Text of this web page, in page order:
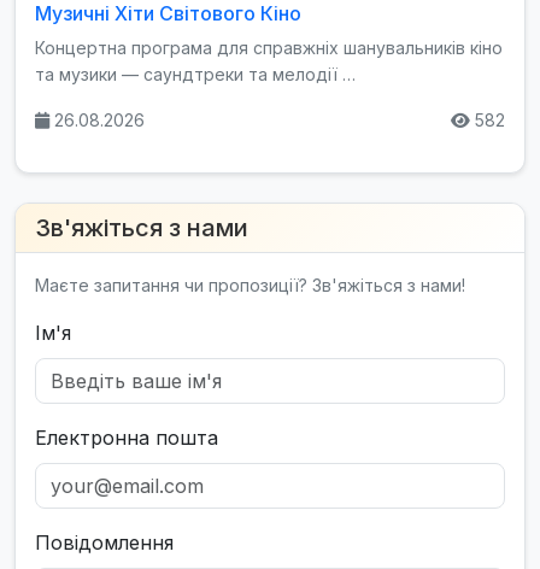
Музичні Хіти Світового Кіно
Концертна програма для справжніх шанувальників кіно
та музики — саундтреки та мелодії …
26.08.2026 582
Зв'яжіться з нами
Маєте запитання чи пропозиції? Зв'яжіться з нами!
Ім'я
Електронна пошта
Повідомлення